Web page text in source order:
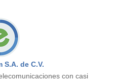
S.A. de C.V.
con casi